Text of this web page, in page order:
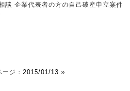
談 企業代表者の方の自己破産申立案件
ージ： 2015/01/13 »